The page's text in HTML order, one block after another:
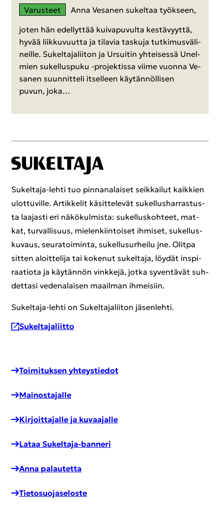
Va­rus­teet Anna Ve­sa­nen su­kel­taa työk­seen,
joten hän edel­lyt­tää kui­va­pu­vul­ta kes­tä­vyyt­tä,
hyvää liik­ku­vuut­ta ja ti­la­via tas­ku­ja tut­ki­mus­vä­li­
neil­le. Su­kel­ta­ja­lii­ton ja Ur­sui­tin yh­tei­ses­sä Unel­
mien su­kel­lus­pu­ku -​projektissa viime vuon­na Ve­
sa­nen suun­nit­te­li it­sel­leen käy­tän­nöl­li­sen
puvun, joka…
Sukeltaja-​lehti tuo pin­na­na­lai­set seik­kai­lut kaik­kien
ulot­tu­vil­le. Ar­tik­ke­lit kä­sit­te­le­vät su­kel­lus­har­ras­tus­
ta laa­jas­ti eri nä­kö­kul­mis­ta: su­kel­lus­koh­teet, mat­
kat, tur­val­li­suus, mie­len­kiin­toi­set ih­mi­set, su­kel­lus­
ku­vaus, seu­ra­toi­min­ta, su­kel­lusur­hei­lu jne. Olit­pa
sit­ten aloit­te­li­ja tai ko­ke­nut su­kel­ta­ja, löy­dät ins­pi­
raa­tio­ta ja käy­tän­nön vink­ke­jä, jotka sy­ven­tä­vät suh­
det­ta­si ve­de­na­lai­sen maa­il­man ih­mei­siin.
Sukeltaja-​lehti on Su­kel­ta­ja­lii­ton jä­sen­leh­ti.
Su­kel­ta­ja­liit­to
Toi­mi­tuk­sen yh­teys­tie­dot
Mai­nos­ta­jal­le
Kir­joit­ta­jal­le ja ku­vaa­jal­le
Lataa Sukeltaja-​banneri
Anna pa­lau­tet­ta
Tie­to­suo­ja­se­los­te